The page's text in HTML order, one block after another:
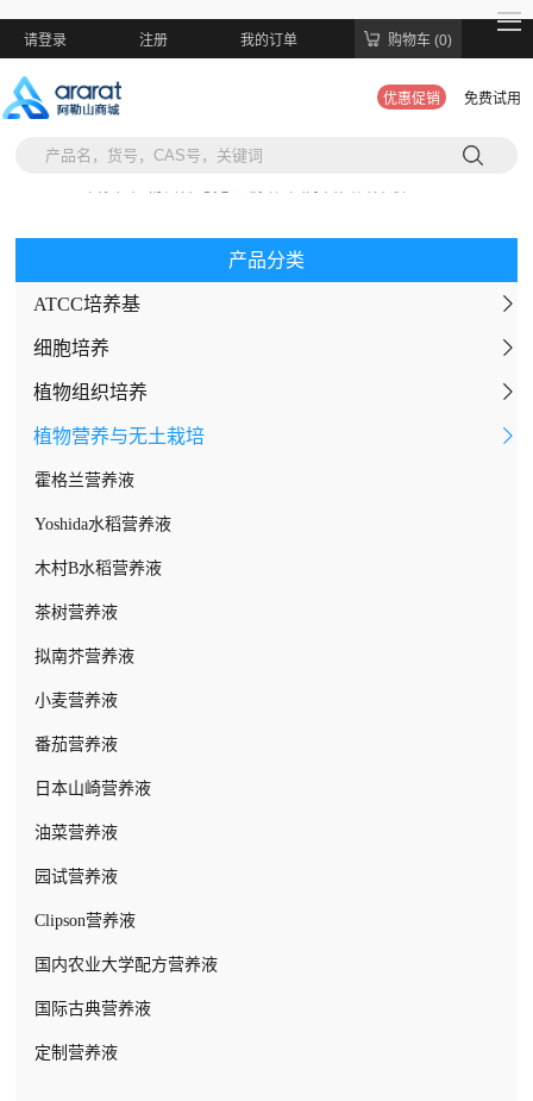
请登录 注册 我的订单 购物车 (0)
优惠促销 免费试用
产品分类
ATCC培养基
细胞培养
间充质干细胞无血清培养基
细胞转染试剂
细胞培养添加剂
通用血清
特制胎牛血清
其他动物血清
细胞消化与解离试剂
细胞污染预防试剂
细胞冻存试剂
细胞增殖活力检测试剂
平衡盐缓冲液
常规基础培养基（液体）
定制基础培养基（液体）
细胞基础培养基（粉末）
植物组织培养
MS培养基
改良MS培养基（免调pH）
改良MS培养基基盐
缺素MS培养基基盐
减量MS培养基
衍生MS培养基
其它MS衍生基盐
AAM培养基
KM8P培养基(KM-8P)
Nitsch 培养基(NN69培养基)
SH培养基
White培养基
B5培养基
N6培养基及衍生培养基
Litvay培养基
植物营养与无土栽培
霍格兰营养液
Yoshida水稻营养液
木村B水稻营养液
茶树营养液
拟南芥营养液
小麦营养液
番茄营养液
日本山崎营养液
油菜营养液
园试营养液
Clipson营养液
国内农业大学配方营养液
国际古典营养液
定制营养液